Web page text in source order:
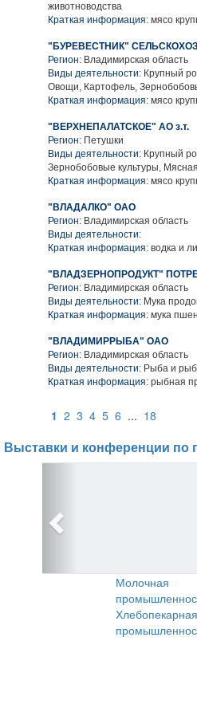
животноводства
Краткая информация: мясо
"БУРЕВЕСТНИК"
Регион: Владимирская область
Виды деятельности: Крупный
Овощи, Картофель,
Краткая информация: мясо
"ВЕРХНЕПАЛАТСКОЕ" АО з.т.
Регион: Петушки
Виды деятельности: Крупный
Зернобобовые культуры,
Краткая информация: мясо
"ВЛАДАЛКО" ОАО
Регион: Владимирская область
Виды деятельности:
Краткая информация: водка и
"ВЛАДЗЕРНОПРОДУКТ"
Регион: Владимирская область
Виды деятельности: Мука
Краткая информация: мука
"ВЛАДИМИРРЫБА" ОАО
Регион: Владимирская область
Виды деятельности: Рыба и
Краткая информация: рыбная
1 2 3 4 5 6 ... 18
Выставки и конференции по
Молочная
Хлебопекарная